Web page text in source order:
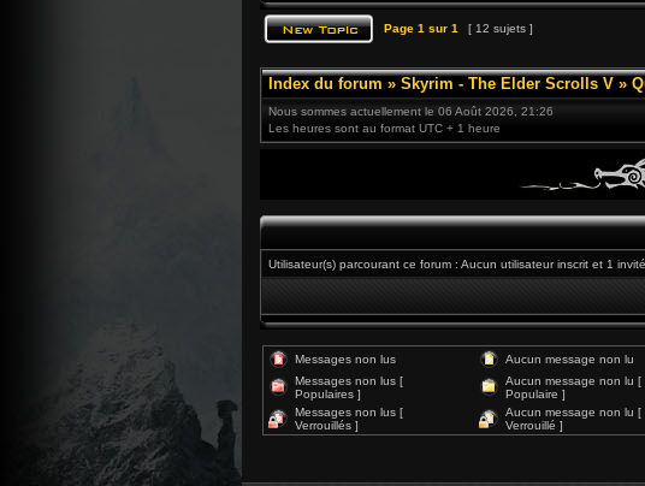
Page 1 sur 1 [ 12 sujets ]
Index du forum » Skyrim - The Elder Scrolls V »
Nous sommes actuellement le 06 Août 2026, 21:26
Les heures sont au format UTC + 1 heure
Utilisateur(s) parcourant ce forum : Aucun utilisateur inscrit et 1 invité
Messages non lus Aucun message non lu
Messages non lus [
Populaires ]
Aucun message non lu [
Populaire ]
Messages non lus [
Verrouillés ]
Aucun message non lu [
Verrouillé ]